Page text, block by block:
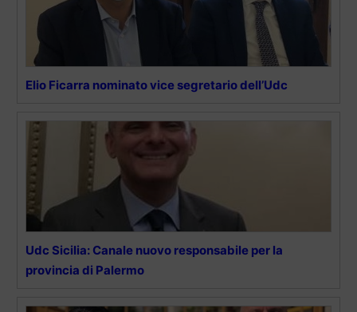
Elio Ficarra nominato vice segretario dell’Udc
Udc Sicilia: Canale nuovo responsabile per la
provincia di Palermo